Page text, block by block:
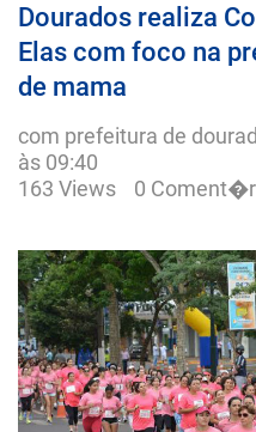
Dourados realiza
Elas com foco na
de mama
com prefeitura de
às 09:40
163 Views
0